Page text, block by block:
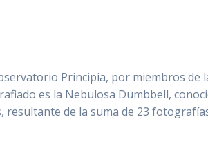
Principia, por miembros de
es la Nebulosa Dumbbell,
resultante de la suma de 23